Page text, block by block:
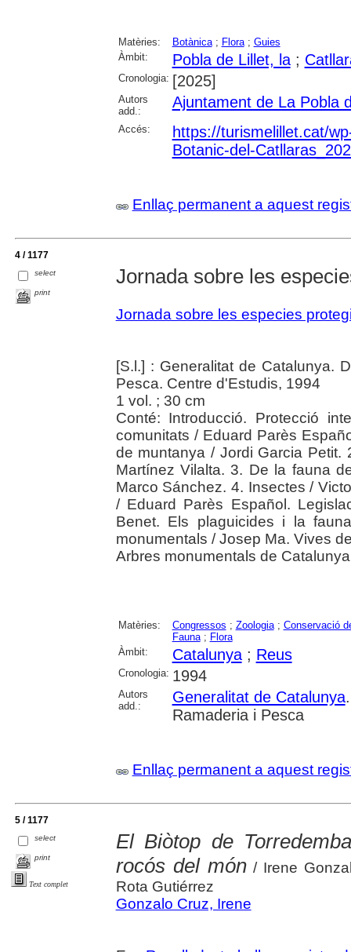
Matèries: Botànica; Flora; Guies
Àmbit:
Pobla de Lillet, la;
Cronologia: [2025]
Autors
add.:
Ajuntament de La Pobla
Accés:
https://turismelillet.cat/
Botanic-del-
Enllaç permanent a aquest
4 / 1177
select
print
Jornada sobre les
Jornada sobre les especies
[S.l.] : Generalitat de Catalunya.
Pesca. Centre d'Estudis, 1994
1 vol. ; 30 cm
Conté: Introducció. Protecció
comunitats / Eduard Parès
de muntanya / Jordi Garcia Petit.
Martínez Vilalta. 3. De la fauna
Marco Sánchez. 4. Insectes /
/ Eduard Parès Español.
Benet. Els plaguicides i la
monumentals / Josep Ma. Vives
Arbres monumentals de
Matèries: Congressos ; Zoologia; Conservació
Fauna; Flora
Àmbit:
Catalunya; Reus
Cronologia: 1994
Autors
add.:
Generalitat de Catalunya
Ramaderia i Pesca
Enllaç permanent a aquest
5 / 1177
select
print
Text complet
El Biòtop de
rocós del món/ Irene
Rota Gutiérrez
Gonzalo Cruz, Irene